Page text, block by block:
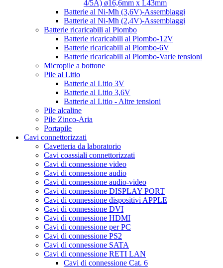
4/5A) ø16,6mm x L43mm
Batterie al Ni-Mh (3,6V)-Assemblaggi
Batterie al Ni-Mh (2,4V)-Assemblaggi
Batterie ricaricabili al Piombo
Batterie ricaricabili al Piombo-12V
Batterie ricaricabili al Piombo-6V
Batterie ricaricabili al Piombo-Varie tensioni
Micropile a bottone
Pile al Litio
Batterie al Litio 3V
Batterie al Litio 3,6V
Batterie al Litio - Altre tensioni
Pile alcaline
Pile Zinco-Aria
Portapile
Cavi connettorizzati
Cavetteria da laboratorio
Cavi coassiali connettorizzati
Cavi di connessione video
Cavi di connessione audio
Cavi di connessione audio-video
Cavi di connessione DISPLAY PORT
Cavi di connessione dispositivi APPLE
Cavi di connessione DVI
Cavi di connessione HDMI
Cavi di connessione per PC
Cavi di connessione PS2
Cavi di connessione SATA
Cavi di connessione RETI LAN
Cavi di connessione Cat. 6